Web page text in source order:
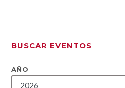
BUSCAR EVENTOS
AÑO